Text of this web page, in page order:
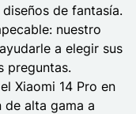
de fantasía.
nuestro
a elegir sus
preguntas.
Xiaomi 14 Pro en
alta gama a